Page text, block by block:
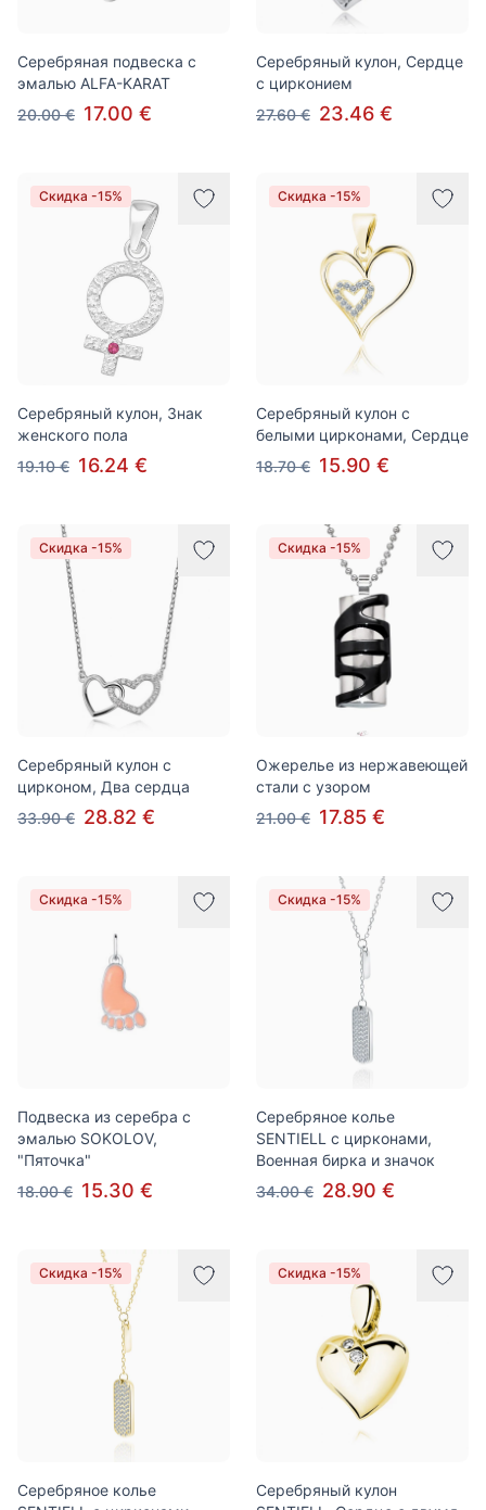
Серебряная подвеска с
эмалью ALFA-KARAT
20.00 € 17.00 €
Серебряный кулон, Сердце
с цирконием
27.60 € 23.46 €
Скидка -15%
Серебряный кулон, Знак
женского пола
19.10 € 16.24 €
Скидка -15%
Серебряный кулон с
белыми цирконами, Сердце
18.70 € 15.90 €
Скидка -15%
Серебряный кулон с
цирконом, Два сердца
33.90 € 28.82 €
Скидка -15%
Ожерелье из нержавеющей
стали с узором
21.00 € 17.85 €
Скидка -15%
Подвеска из серебра с
эмалью SOKOLOV,
"Пяточка"
18.00 € 15.30 €
Скидка -15%
Серебряное колье
SENTIELL с цирконами,
Военная бирка и значок
34.00 € 28.90 €
Скидка -15%
Серебряное колье
Скидка -15%
Серебряный кулон